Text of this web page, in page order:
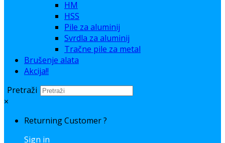
HM
HSS
Pile za aluminij
Svrdla za aluminij
Tračne pile za metal
Brušenje alata
Akcija!!
Pretraži
×
Returning Customer ?
Sign in